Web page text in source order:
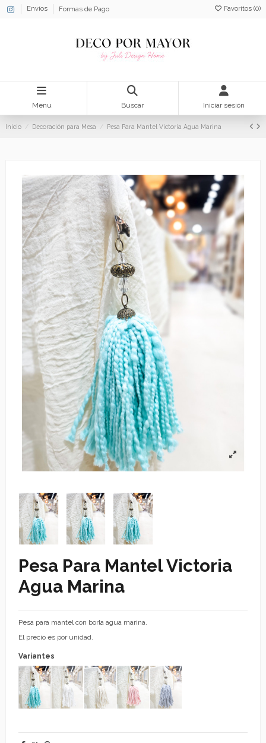
Envíos Formas de Pago Favoritos (0)
Menu Buscar Iniciar sesión
Inicio Decoración para Mesa Pesa Para Mantel Victoria Agua Marina
Pesa Para Mantel Victoria
Agua Marina
Pesa para mantel con borla agua marina.
El precio es por unidad.
Variantes